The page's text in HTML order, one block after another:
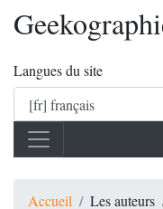
Langues du site
Accueil Les auteurs